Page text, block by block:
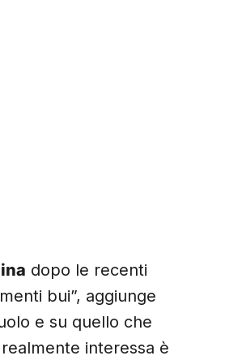
dopo le recenti
bui”, aggiunge
e su quello che
interessa è